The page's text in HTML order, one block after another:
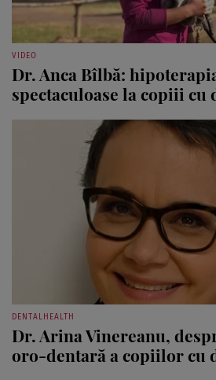
VIDEO
Dr. Anca Bîlbă:
spectaculoase la copiii
DENTALHEALTH
Dr. Arina Vinereanu,
oro-dentară a copiilor cu